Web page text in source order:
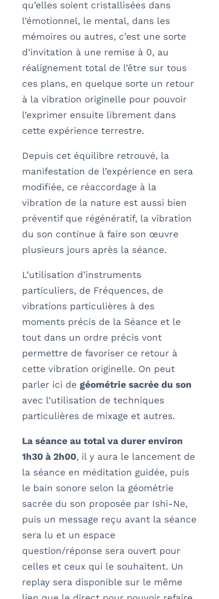
qu’elles soient cristallisées dans
l’émotionnel, le mental, dans les
mémoires ou autres, c’est une sorte
d’invitation à une remise à 0, au
réalignement total de l’être sur tous
ces plans, en quelque sorte un retour
à la vibration originelle pour pouvoir
l’exprimer ensuite librement dans
cette expérience terrestre.
Depuis cet équilibre retrouvé, la
manifestation de l’expérience en sera
modifiée, ce réaccordage à la
vibration de la nature est aussi bien
préventif que régénératif, la vibration
du son continue à faire son œuvre
plusieurs jours après la séance.
L’utilisation d’instruments
particuliers, de Fréquences, de
vibrations particulières à des
moments précis de la Séance et le
tout dans un ordre précis vont
permettre de favoriser ce retour à
cette vibration originelle. On peut
parler ici de géométrie sacrée du son
avec l’utilisation de techniques
particulières de mixage et autres.
La séance au total va durer environ
1h30 à 2h00, il y aura le lancement de
la séance en méditation guidée, puis
le bain sonore selon la géométrie
sacrée du son proposée par Ishi-Ne,
puis un message reçu avant la séance
sera lu et un espace
question/réponse sera ouvert pour
celles et ceux qui le souhaitent. Un
replay sera disponible sur le même